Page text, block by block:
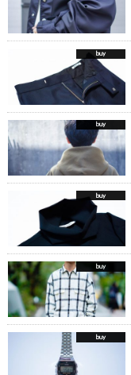
buy
buy
buy
buy
buy